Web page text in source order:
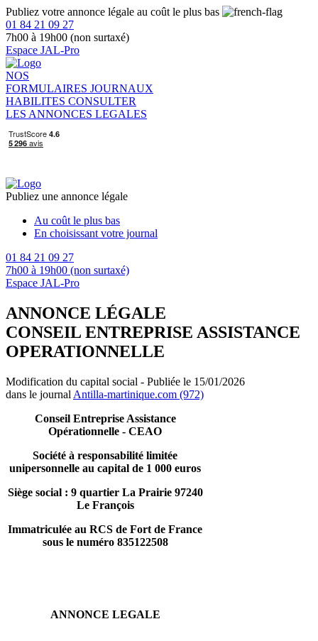
Publiez votre annonce légale au coût le plus bas
01 84 21 09 27
7h00 à 19h00 (non surtaxé)
Espace JAL-Pro
NOS
FORMULAIRES JOURNAUX
HABILITES CONSULTER
LES ANNONCES LEGALES
Publiez une annonce légale
Au coût le plus bas
En choisissant votre journal
01 84 21 09 27
7h00 à 19h00 (non surtaxé)
Espace JAL-Pro
ANNONCE LÉGALE
CONSEIL ENTREPRISE ASSISTANCE
OPERATIONNELLE
Modification du capital social - Publiée le 15/01/2026
dans le journal Antilla-martinique.com (972)
Conseil Entreprise Assistance
Opérationnelle - CEAO
Société à responsabilité limitée
unipersonnelle au capital de 1 000 euros
Siège social : 9 quartier La Prairie 97240
Le François
Immatriculée au RCS de Fort de France
sous le numéro 835122508
ANNONCE LEGALE